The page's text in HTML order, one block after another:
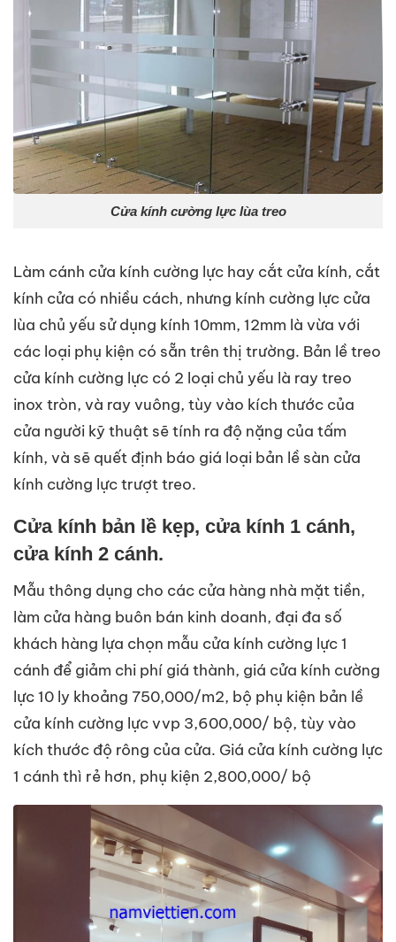
Cửa kính cường lực lùa treo
Làm cánh cửa kính cường lực hay cắt cửa kính, cắt
kính cửa có nhiều cách, nhưng kính cường lực cửa
lùa chủ yếu sử dụng kính 10mm, 12mm là vừa với
các loại phụ kiện có sẵn trên thị trường. Bản lề treo
cửa kính cường lực có 2 loại chủ yếu là ray treo
inox tròn, và ray vuông, tùy vào kích thước của
cửa người kỹ thuật sẽ tính ra độ nặng của tấm
kính, và sẽ quết định báo giá loại bản lề sàn cửa
kính cường lực trượt treo.
Cửa kính bản lề kẹp, cửa kính 1 cánh,
cửa kính 2 cánh.
Mẫu thông dụng cho các cửa hàng nhà mặt tiền,
làm cửa hàng buôn bán kinh doanh, đại đa số
khách hàng lựa chọn mẫu cửa kính cường lực 1
cánh để giảm chi phí giá thành, giá cửa kính cường
lực 10 ly khoảng 750,000/m2, bộ phụ kiện bản lề
cửa kính cường lực vvp 3,600,000/ bộ, tùy vào
kích thước độ rông của cửa. Giá cửa kính cường lực
1 cánh thì rẻ hơn, phụ kiện 2,800,000/ bộ